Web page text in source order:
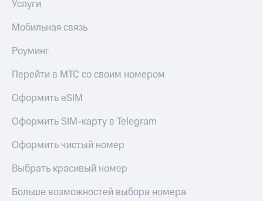
акций
Описание
Еврооблигации-2023
Уведомление
погашении
облигаций
Реквизиты
Услуги
Мобильная связь
Роуминг
Перейти в МТС со своим номером
Оформить eSIM
Оформить SIM-карту в Telegram
Оформить чистый номер
Выбрать красивый номер
Больше возможностей выбора номера